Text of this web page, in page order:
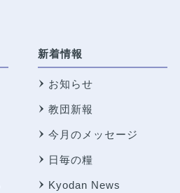
新着情報
お知らせ
教団新報
今月のメッセージ
日毎の糧
Kyodan News